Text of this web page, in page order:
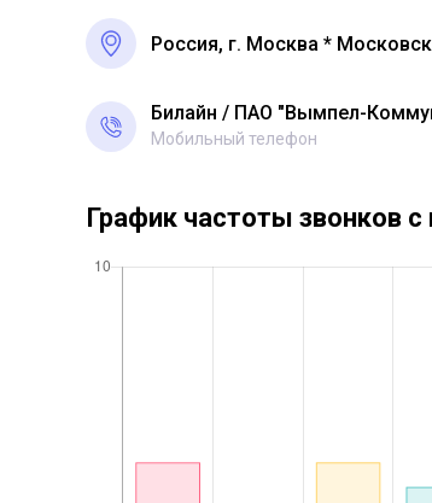
Россия, г. Москва *
Билайн ПАО "Вымпел-
Мобильный телефон
График частоты звонков